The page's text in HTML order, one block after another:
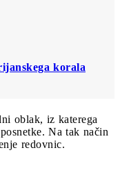
korala
oblak, iz katerega
Na tak način
redovnic.